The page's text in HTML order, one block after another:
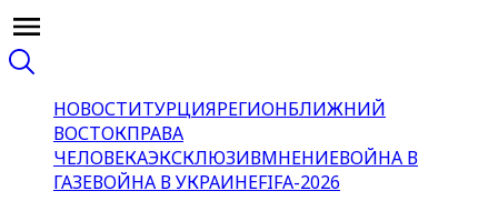
НОВОСТИТУРЦИЯРЕГИОНБЛИЖНИЙ
ВОСТОКПРАВА
ЧЕЛОВЕКАЭКСКЛЮЗИВМНЕНИЕВОЙНА В
ГАЗЕВОЙНА В УКРАИНЕFIFA-2026